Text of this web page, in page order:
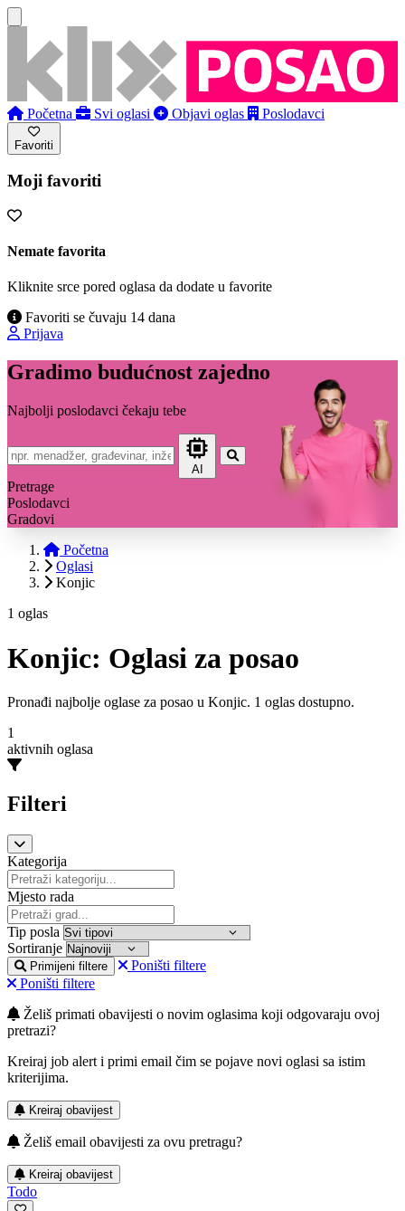
Početna Svi oglasi Objavi oglas Poslodavci
Favoriti
Moji favoriti
Nemate favorita
Kliknite srce pored oglasa da dodate u favorite
Favoriti se čuvaju 14 dana
Prijava
Gradimo budućnost zajedno
Najbolji poslodavci čekaju tebe
AI
Pretrage
Poslodavci
Gradovi
Početna
Oglasi
Konjic
1 oglas
Konjic: Oglasi za posao
Pronađi najbolje oglase za posao u Konjic. 1 oglas dostupno.
1
aktivnih oglasa
Filteri
Kategorija
Mjesto rada
Tip posla
Sortiranje
Primijeni filtere
Poništi filtere
Poništi filtere
Želiš primati obavijesti o novim oglasima koji odgovaraju ovoj
pretrazi?
Kreiraj job alert i primi email čim se pojave novi oglasi sa istim
kriterijima.
Kreiraj obavijest
Želiš email obavijesti za ovu pretragu?
Kreiraj obavijest
Todo